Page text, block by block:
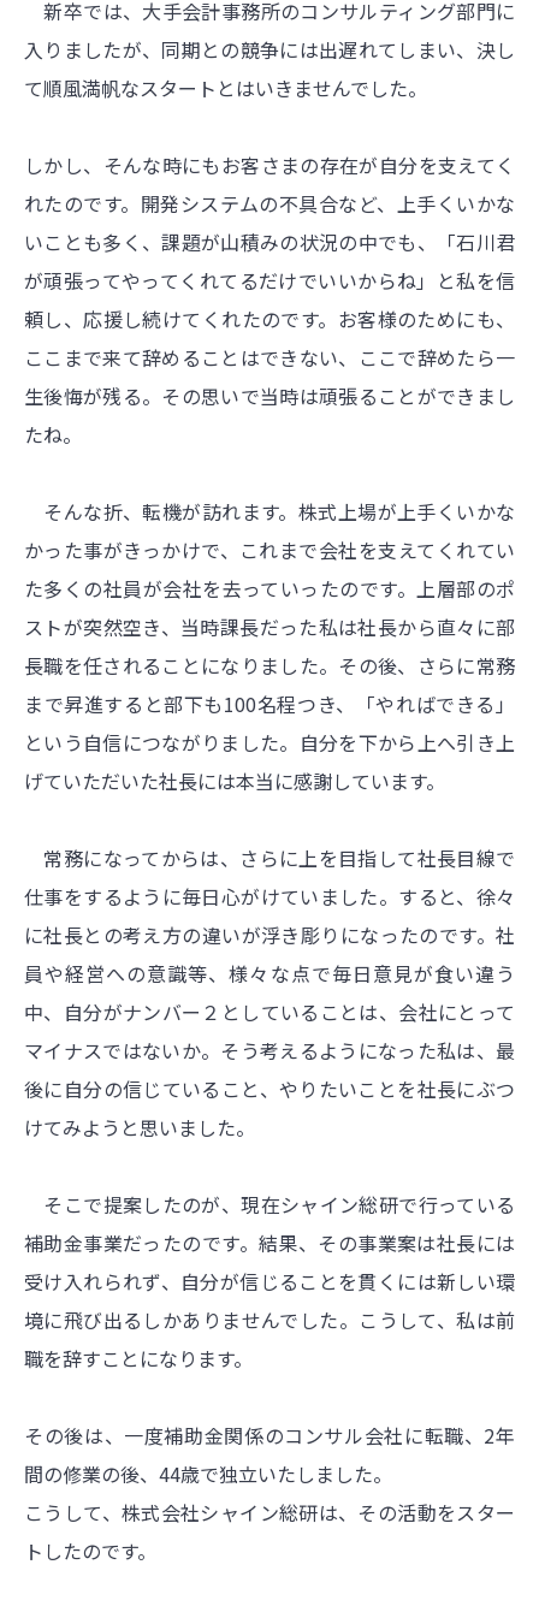
新卒では、大手会計事務所のコンサルティング部門に
入りましたが、同期との競争には出遅れてしまい、決し
て順風満帆なスタートとはいきませんでした。
しかし、そんな時にもお客さまの存在が自分を支えてく
れたのです。開発システムの不具合など、上手くいかな
いことも多く、課題が山積みの状況の中でも、「石川君
が頑張ってやってくれてるだけでいいからね」と私を信
頼し、応援し続けてくれたのです。お客様のためにも、
ここまで来て辞めることはできない、ここで辞めたら一
生後悔が残る。その思いで当時は頑張ることができまし
たね。
そんな折、転機が訪れます。株式上場が上手くいかな
かった事がきっかけで、これまで会社を支えてくれてい
た多くの社員が会社を去っていったのです。上層部のポ
ストが突然空き、当時課長だった私は社長から直々に部
長職を任されることになりました。その後、さらに常務
まで昇進すると部下も100名程つき、「やればできる」
という自信につながりました。自分を下から上へ引き上
げていただいた社長には本当に感謝しています。
常務になってからは、さらに上を目指して社長目線で
仕事をするように毎日心がけていました。すると、徐々
に社長との考え方の違いが浮き彫りになったのです。社
員や経営への意識等、様々な点で毎日意見が食い違う
中、自分がナンバー２としていることは、会社にとって
マイナスではないか。そう考えるようになった私は、最
後に自分の信じていること、やりたいことを社長にぶつ
けてみようと思いました。
そこで提案したのが、現在シャイン総研で行っている
補助金事業だったのです。結果、その事業案は社長には
受け入れられず、自分が信じることを貫くには新しい環
境に飛び出るしかありませんでした。こうして、私は前
職を辞すことになります。
その後は、一度補助金関係のコンサル会社に転職、2年
間の修業の後、44歳で独立いたしました。
こうして、株式会社シャイン総研は、その活動をスター
トしたのです。